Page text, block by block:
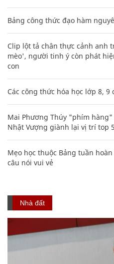
Bảng công thức đạo hàm
Clip lột tả chân thực cảnh anh
mèo', người tinh ý còn phát
con
Các công thức hóa học lớp 8, 9
Mai Phương Thúy "phím
Nhật Vượng giành lại vị trí top
Mẹo học thuộc Bảng tuần
câu nói vui vẻ
Nhà đất